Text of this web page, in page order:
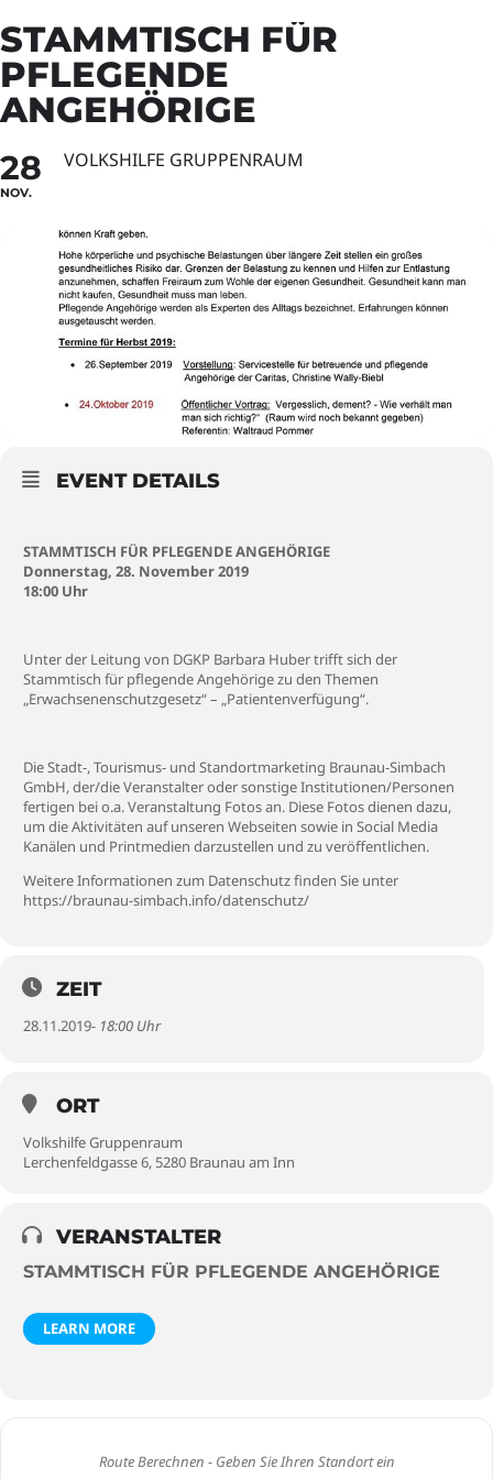
STAMMTISCH FÜR
PFLEGENDE
ANGEHÖRIGE
28
NOV.
VOLKSHILFE GRUPPENRAUM
EVENT DETAILS
STAMMTISCH FÜR PFLEGENDE ANGEHÖRIGE
Donnerstag, 28. November 2019
18:00 Uhr
Unter der Leitung von DGKP Barbara Huber trifft sich der
Stammtisch für pflegende Angehörige zu den Themen
„Erwachsenenschutzgesetz“ – „Patientenverfügung“.
Die Stadt-, Tourismus- und Standortmarketing Braunau-Simbach
GmbH, der/die Veranstalter oder sonstige Institutionen/Personen
fertigen bei o.a. Veranstaltung Fotos an. Diese Fotos dienen dazu,
um die Aktivitäten auf unseren Webseiten sowie in Social Media
Kanälen und Printmedien darzustellen und zu veröffentlichen.
Weitere Informationen zum Datenschutz finden Sie unter
https://braunau-simbach.info/datenschutz/
ZEIT
28.11.2019- 18:00 Uhr
ORT
Volkshilfe Gruppenraum
Lerchenfeldgasse 6, 5280 Braunau am Inn
VERANSTALTER
STAMMTISCH FÜR PFLEGENDE ANGEHÖRIGE
LEARN MORE